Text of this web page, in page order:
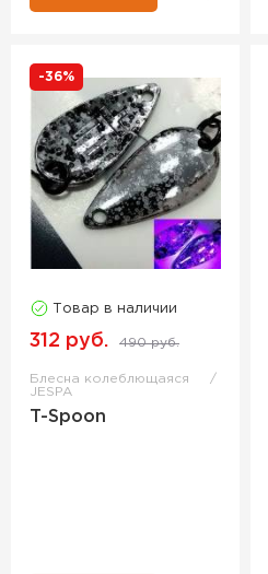
-36%
Товар в наличии
312 руб. 490 руб.
Блесна колеблющаяся
JESPA
T-Spoon